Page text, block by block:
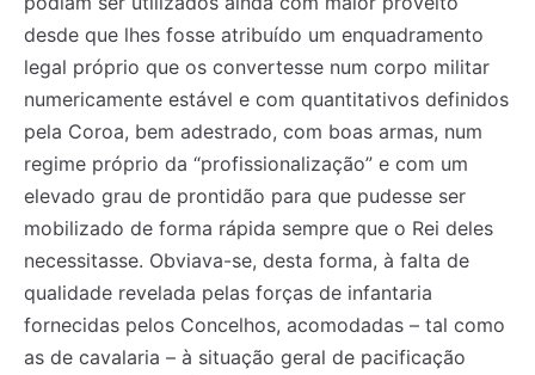
desde que lhes fosse atribuído um enquadramento
legal próprio que os convertesse num corpo militar
numericamente estável e com quantitativos definidos
pela Coroa, bem adestrado, com boas armas, num
regime próprio da “profissionalização” e com um
elevado grau de prontidão para que pudesse ser
mobilizado de forma rápida sempre que o Rei deles
necessitasse. Obviava-se, desta forma, à falta de
qualidade revelada pelas forças de infantaria
fornecidas pelos Concelhos, acomodadas – tal como
as de cavalaria – à situação geral de pacificação